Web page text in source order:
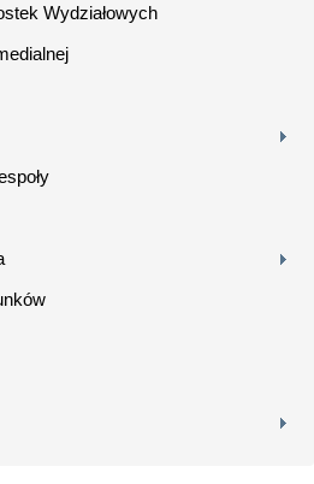
Wydziałowych